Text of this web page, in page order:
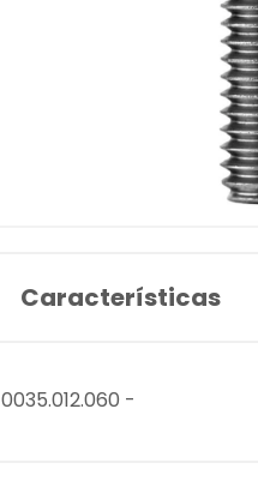
Características
0035.012.060 -